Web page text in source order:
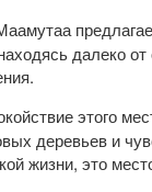
далеко
этого
деревьев и
жизни, это